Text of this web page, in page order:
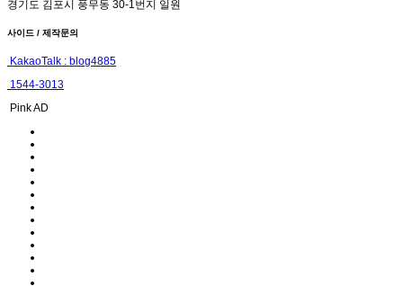
경기도 김포시 풍무동 30-1번지 일원
사이드 / 제작문의
KakaoTalk : blog4885
1544-3013
Pink AD